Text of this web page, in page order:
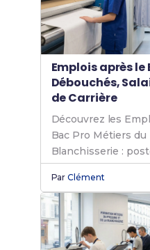
Emplois après le
Débouchés,
de Carrière
Découvrez les
Bac Pro Métiers
Blanchisserie :
perspectives.
ParClément